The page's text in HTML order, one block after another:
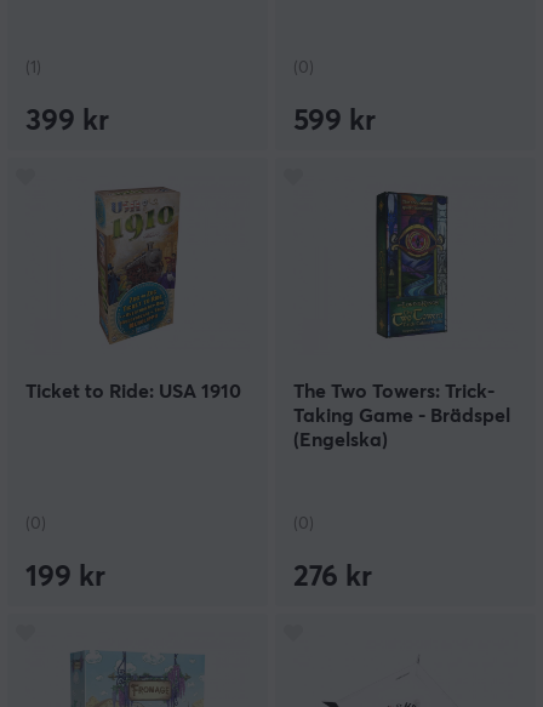
(1)
399 kr
(0)
599 kr
Ticket to Ride: USA 1910
(0)
199 kr
The Two Towers: Trick-
Taking Game - Brädspel
(Engelska)
(0)
276 kr